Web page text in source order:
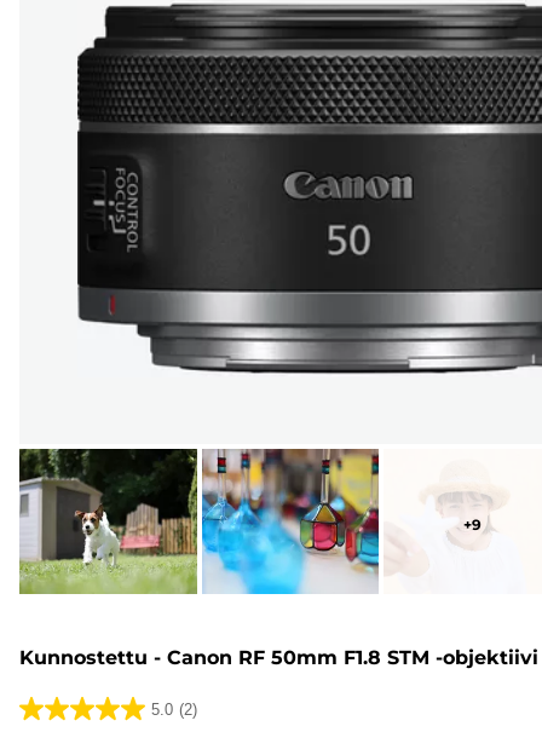
+9
Kunnostettu - Canon RF 50mm F1.8 STM -objektiivi
5.0 (2)
5.0/5